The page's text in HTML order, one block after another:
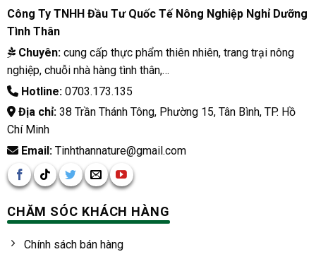
Công Ty TNHH Đầu Tư Quốc Tế Nông Nghiệp Nghỉ Dưỡng
Tình Thân
Chuyên:cung cấp thực phẩm thiên nhiên, trang trại nông
nghiệp, chuỗi nhà hàng tình thân,…
Hotline:0703.173.135
Địa chỉ:38 Trần Thánh Tông, Phường 15, Tân Bình, TP. Hồ
Chí Minh
Email:Tinhthannature@gmail.com
CHĂM SÓC KHÁCH HÀNG
Chính sách bán hàng